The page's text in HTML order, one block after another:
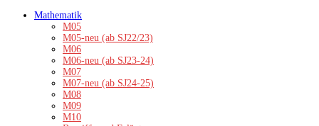
Zum
Mathematik
M05
M05-neu (ab SJ22/23)
M06
M06-neu (ab SJ23-24)
M07
M07-neu (ab SJ24-25)
M08
M09
M10